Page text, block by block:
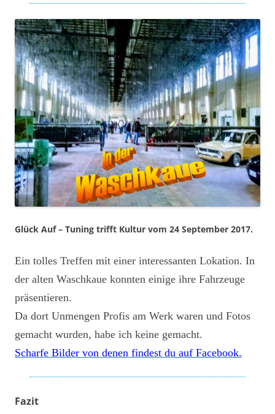
Glück Auf – Tuning trifft Kultur vom 24 September 2017.
Ein tolles Treffen mit einer interessanten Lokation. In
der alten Waschkaue konnten einige ihre Fahrzeuge
präsentieren.
Da dort Unmengen Profis am Werk waren und Fotos
gemacht wurden, habe ich keine gemacht.
Scharfe Bilder von denen findest du auf Facebook.
Fazit